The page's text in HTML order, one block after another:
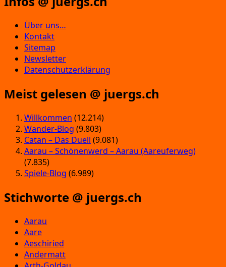
Über uns…
Kontakt
Sitemap
Newsletter
Datenschutzerklärung
Meist gelesen @ juergs.ch
Willkommen (12.214)
Wander-Blog (9.803)
Catan – Das Duell (9.081)
Aarau – Schönenwerd – Aarau (Aareuferweg)
(7.835)
Spiele-Blog (6.989)
Stichworte @ juergs.ch
Aarau
Aare
Aeschiried
Andermatt